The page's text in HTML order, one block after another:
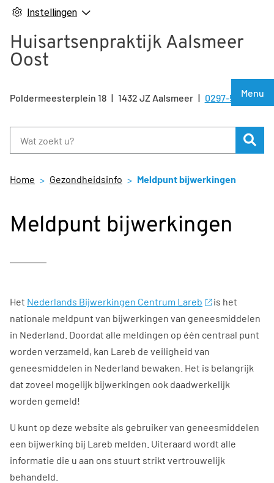
Instellingen
Huisartsenpraktijk Aalsmeer
Oost
Menu
Poldermeesterplein 18 1432 JZ Aalsmeer Tel:
0297-500810
Home Gezondheidsinfo Meldpunt bijwerkingen
Meldpunt bijwerkingen
Het Nederlands Bijwerkingen Centrum Lareb
is het
nationale meldpunt van bijwerkingen van geneesmiddelen
in Nederland. Doordat alle meldingen op één centraal punt
worden verzameld, kan Lareb de veiligheid van
geneesmiddelen in Nederland bewaken. Het is belangrijk
dat zoveel mogelijk bijwerkingen ook daadwerkelijk
worden gemeld!
U kunt op deze website als gebruiker van geneesmiddelen
een bijwerking bij Lareb melden. Uiteraard wordt alle
informatie die u aan ons stuurt strikt vertrouwelijk
behandeld.